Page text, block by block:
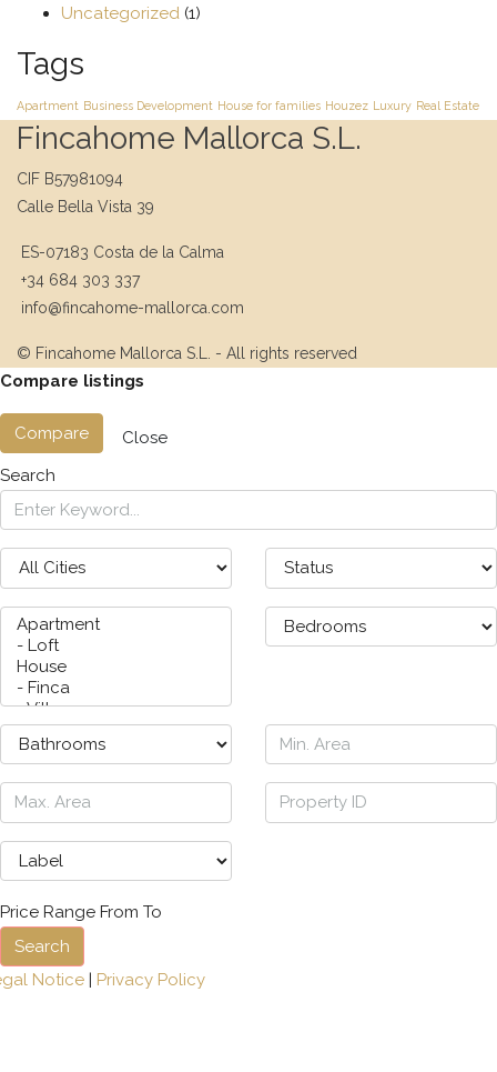
Uncategorized (1)
Tags
Apartment Business Development House for families Houzez Luxury Real Estate
Fincahome Mallorca S.L.
CIF B57981094
Calle Bella Vista 39
ES-07183 Costa de la Calma
+34 684 303 337
info@fincahome-mallorca.com
© Fincahome Mallorca S.L. - All rights reserved
Compare listings
Compare
Close
Search
Price Range From To
Search
Notice | Privacy Policy